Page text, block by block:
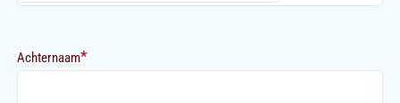
Achternaam*